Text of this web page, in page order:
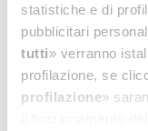
statistiche e di
pubblicitari
tutti» verranno
profilazione, se
profilazione»